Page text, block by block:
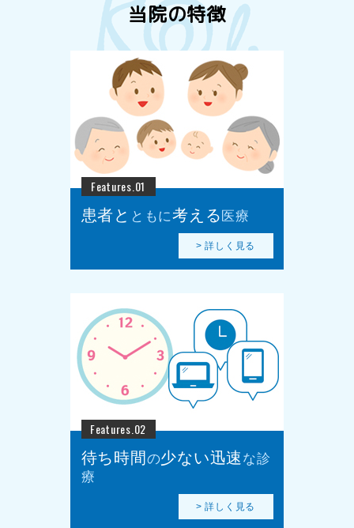
当院の特徴
Features.01
患者と ともに考える 医療
> 詳しく見る
Features.02
待ち時間 の少ない迅速 な診
療
> 詳しく見る